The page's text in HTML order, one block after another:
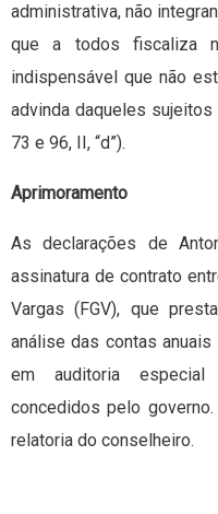
administrativa, não
que a todos fiscaliza
indispensável que não
advinda daqueles
73 e 96, II, “d”).
Aprimoramento
As declarações de
assinatura de contrato
Vargas (FGV), que
análise das contas
em auditoria
concedidos pelo
relatoria do conselheiro.